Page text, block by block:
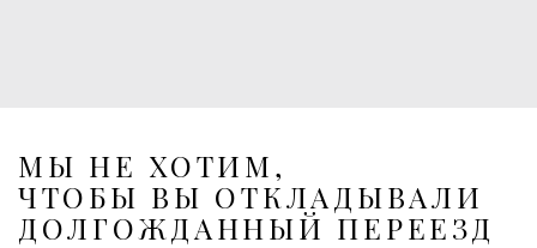
МЫ НЕ ХОТИМ,
ЧТОБЫ ВЫ ОТКЛАДЫВАЛИ
ДОЛГОЖДАННЫЙ ПЕРЕЕЗД